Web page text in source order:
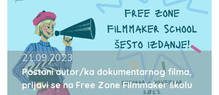
21.09.2023
Postani autor/ka dokumentarnog filma,
prijavi se na Free Zone Filmmaker školu